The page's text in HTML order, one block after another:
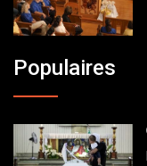
Populaires